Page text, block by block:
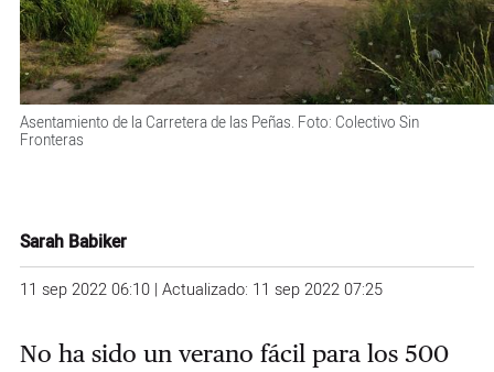
Asentamiento de la Carretera de las Peñas. Foto: Colectivo Sin
Fronteras
Sarah Babiker
11 sep 2022 06:10 | Actualizado: 11 sep 2022 07:25
No ha sido un verano fácil para los 500